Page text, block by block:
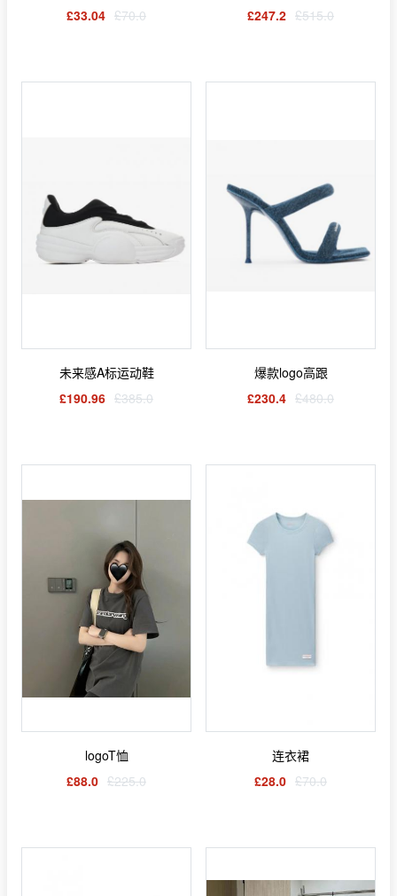
£33.04 £70.0
£247.2 £515.0
未来感A标运动鞋
£190.96 £385.0
爆款logo高跟
£230.4 £480.0
logoT恤
£88.0 £225.0
连衣裙
£28.0 £70.0